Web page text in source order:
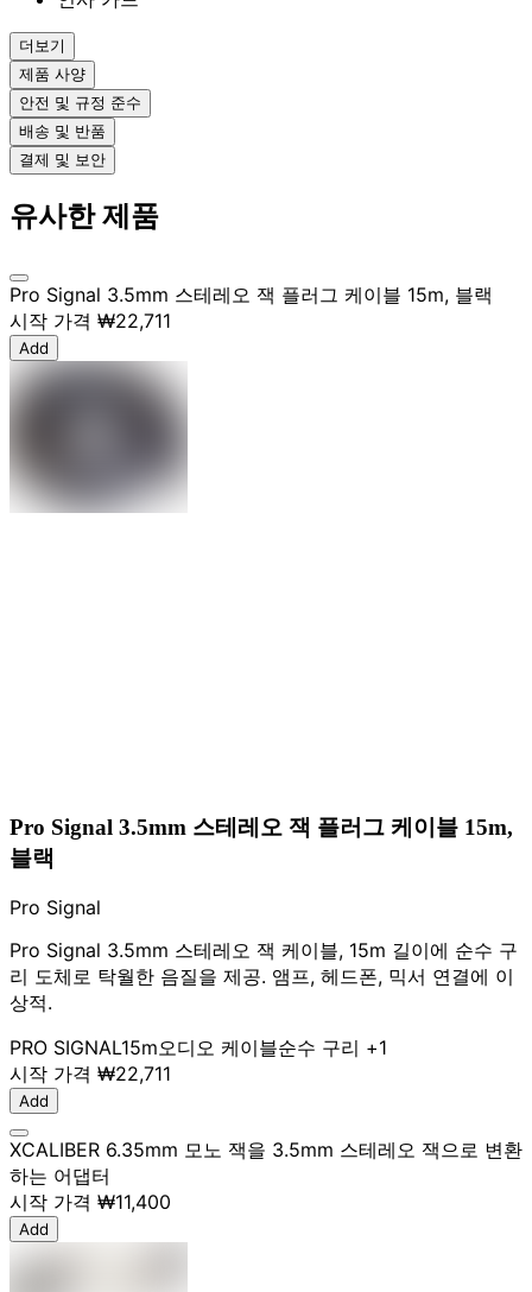
더보기
제품 사양
안전 및 규정 준수
배송 및 반품
결제 및 보안
유사한 제품
Pro Signal 3.5mm 스테레오 잭 플러그 케이블 15m, 블랙
시작 가격 ₩22,711
Add
Pro Signal 3.5mm 스테레오 잭 플러그 케이블 15m,
블랙
Pro Signal
Pro Signal 3.5mm 스테레오 잭 케이블, 15m 길이에 순수 구
리 도체로 탁월한 음질을 제공. 앰프, 헤드폰, 믹서 연결에 이
상적.
PRO SIGNAL15m오디오 케이블순수 구리 +1
시작 가격 ₩22,711
Add
XCALIBER 6.35mm 모노 잭을 3.5mm 스테레오 잭으로 변환
하는 어댑터
시작 가격 ₩11,400
Add